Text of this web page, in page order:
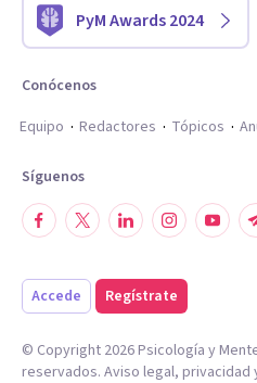
PyM Awards 2024
Conócenos
Equipo
Redactores Tópicos
Síguenos
Accede Regístrate
© Copyright 2026Psicología y
reservados. Aviso legal, privacidad